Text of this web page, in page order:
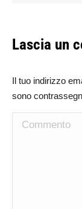
Lascia un
Il tuo indirizzo
sono
Commento